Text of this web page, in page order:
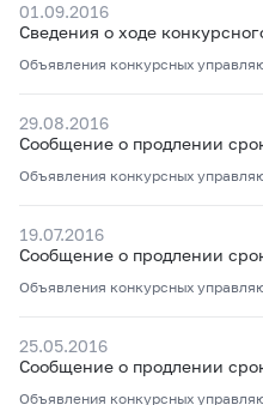
01.09.2016
Сведения о ходе
Объявления конкурсных
29.08.2016
Сообщение о продлении
Объявления конкурсных
19.07.2016
Сообщение о продлении
Объявления конкурсных
25.05.2016
Сообщение о продлении
Объявления конкурсных